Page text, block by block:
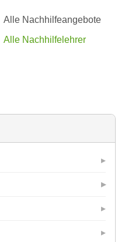
Alle Nachhilfeangebote
Alle Nachhilfelehrer